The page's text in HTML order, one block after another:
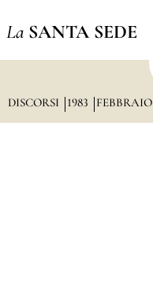
La SANTA SEDE
DISCORSI 1983 FEBBRAIO